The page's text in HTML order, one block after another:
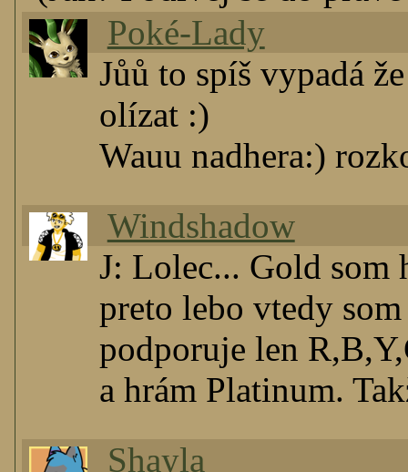
Poké-Lady
Jůů to spíš vypadá
olízat :)
Wauu nadhera:)
Windshadow
J: Lolec... Gold som
preto lebo vtedy
podporuje len
a hrám Platinum.
Shayla